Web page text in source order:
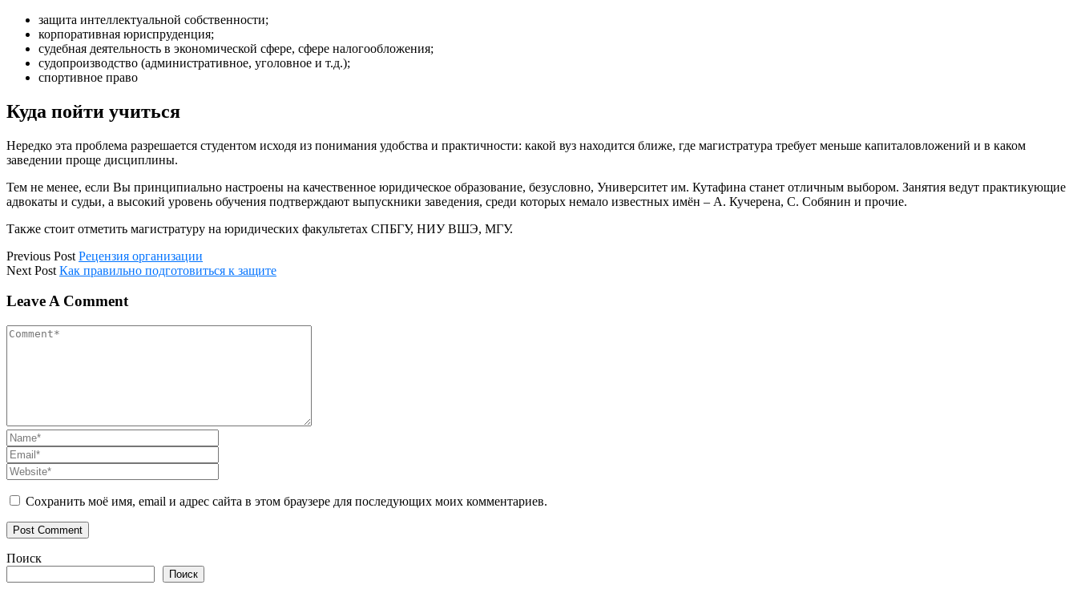
защита интеллектуальной собственности;
корпоративная юриспруденция;
судебная деятельность в экономической сфере, сфере налогообложения;
судопроизводство (административное, уголовное и т.д.);
спортивное право
Куда пойти учиться
Нередко эта проблема разрешается студентом исходя из понимания удобства и практичности: какой вуз находится ближе, где магистратура требует меньше капиталовложений и в каком
заведении проще дисциплины.
Тем не менее, если Вы принципиально настроены на качественное юридическое образование, безусловно, Университет им. Кутафина станет отличным выбором. Занятия ведут практикующие
адвокаты и судьи, а высокий уровень обучения подтверждают выпускники заведения, среди которых немало известных имён – А. Кучерена, С. Собянин и прочие.
Также стоит отметить магистратуру на юридических факультетах СПБГУ, НИУ ВШЭ, МГУ.
Previous Post Рецензия организации
Next Post Как правильно подготовиться к защите
Leave A Comment
Сохранить моё имя, email и адрес сайта в этом браузере для последующих моих комментариев.
Поиск
Поиск